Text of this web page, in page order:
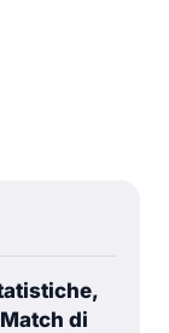
di